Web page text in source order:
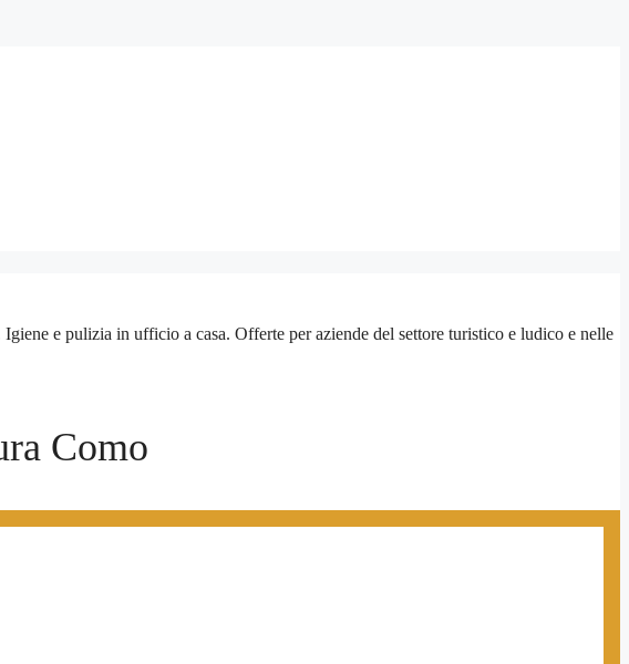
e pulizia in ufficio a casa. Offerte per aziende del settore turistico e ludico e nelle
Como